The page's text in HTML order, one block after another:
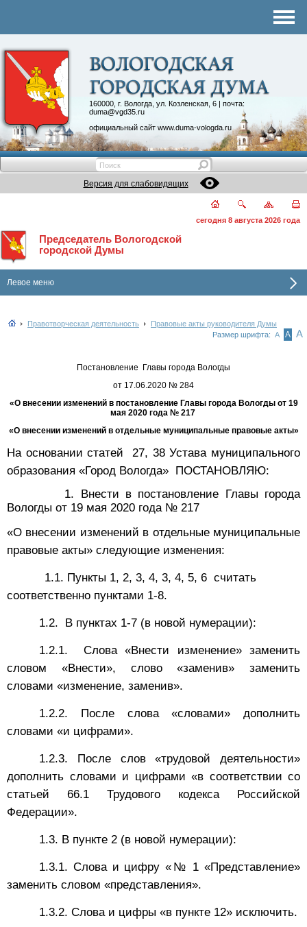
160000, г. Вологда, ул. Козленская, 6 | почта:
duma@vgd35.ru
официальный сайт www.duma-vologda.ru
Контакты
Депутатские объединения
Версия для слабовидящих
сегодня 8 августа 2026 года
Председатель Вологодской
городской Думы
Левое меню
Правотворческая деятельность
Правовые акты руководителя Думы
Размер шрифта: А А А
Постановление Главы города Вологды
от 17.06.2020 № 284
«О внесении изменений в постановление Главы города Вологды от 19
мая 2020 года № 217
«О внесении изменений в отдельные муниципальные правовые акты»
На основании статей 27, 38 Устава муниципального
образования «Город Вологда» ПОСТАНОВЛЯЮ:
1. Внести в постановление Главы города
Вологды от 19 мая 2020 года № 217
«О внесении изменений в отдельные муниципальные
правовые акты» следующие изменения:
1.1. Пункты 1, 2, 3, 4, 3, 4, 5, 6 считать
соответственно пунктами 1-8.
1.2. В пунктах 1-7 (в новой нумерации):
1.2.1. Слова «Внести изменение» заменить
словом «Внести», слово «заменив» заменить
словами «изменение, заменив».
1.2.2. После слова «словами» дополнить
словами «и цифрами».
1.2.3. После слов «трудовой деятельности»
дополнить словами и цифрами «в соответствии со
статьей 66.1 Трудового кодекса Российской
Федерации».
1.3. В пункте 2 (в новой нумерации):
1.3.1. Слова и цифру «№ 1 «Представление»
заменить словом «представления».
1.3.2. Слова и цифры «в пункте 12» исключить.